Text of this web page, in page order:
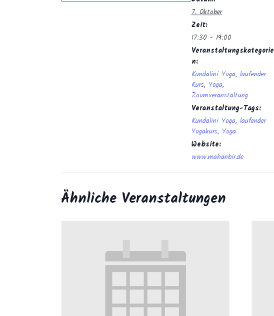
7. Oktober
Zeit:
17:30 - 19:00
Veranstaltungskategorie
n:
Kundalini Yoga, laufender
Kurs, Yoga,
Zoomveranstaltung
Veranstaltung-Tags:
Kundalini Yoga, laufender
Yogakurs, Yoga
Website:
www.mahanbir.de
Ähnliche Veranstaltungen